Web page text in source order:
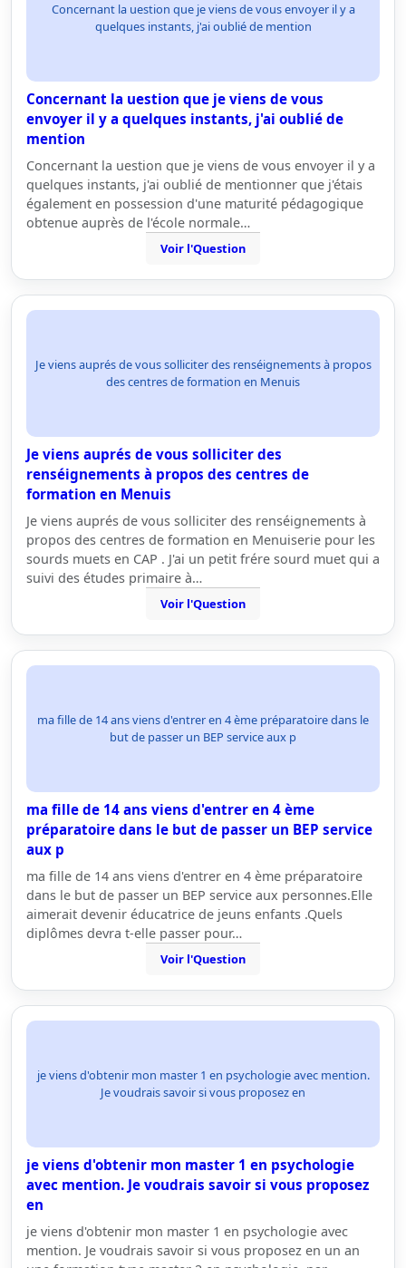
Concernant la uestion que je viens de vous envoyer il y a
quelques instants, j'ai oublié de mention
Concernant la uestion que je viens de vous
envoyer il y a quelques instants, j'ai oublié de
mention
Concernant la uestion que je viens de vous envoyer il y a
quelques instants, j'ai oublié de mentionner que j'étais
également en possession d'une maturité pédagogique
obtenue auprès de l'école normale…
Voir l'Question
Je viens auprés de vous solliciter des renséignements à propos
des centres de formation en Menuis
Je viens auprés de vous solliciter des
renséignements à propos des centres de
formation en Menuis
Je viens auprés de vous solliciter des renséignements à
propos des centres de formation en Menuiserie pour les
sourds muets en CAP . J'ai un petit frére sourd muet qui a
suivi des études primaire à…
Voir l'Question
ma fille de 14 ans viens d'entrer en 4 ème préparatoire dans le
but de passer un BEP service aux p
ma fille de 14 ans viens d'entrer en 4 ème
préparatoire dans le but de passer un BEP service
aux p
ma fille de 14 ans viens d'entrer en 4 ème préparatoire
dans le but de passer un BEP service aux personnes.Elle
aimerait devenir éducatrice de jeuns enfants .Quels
diplômes devra t-elle passer pour…
Voir l'Question
je viens d'obtenir mon master 1 en psychologie avec mention.
Je voudrais savoir si vous proposez en
je viens d'obtenir mon master 1 en psychologie
avec mention. Je voudrais savoir si vous proposez
en
je viens d'obtenir mon master 1 en psychologie avec
mention. Je voudrais savoir si vous proposez en un an